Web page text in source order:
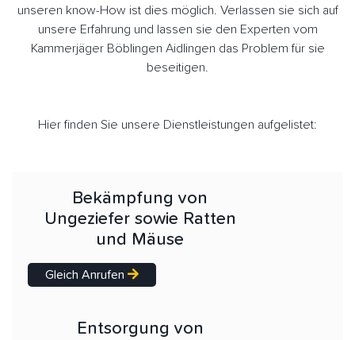
unseren know-How ist dies möglich. Verlassen sie sich auf
unsere Erfahrung und lassen sie den Experten vom
Kammerjäger Böblingen Aidlingen das Problem für sie
beseitigen.
Hier finden Sie unsere Dienstleistungen aufgelistet:
Bekämpfung von
Ungeziefer sowie Ratten
und Mäuse
Gleich Anrufen
Entsorgung von